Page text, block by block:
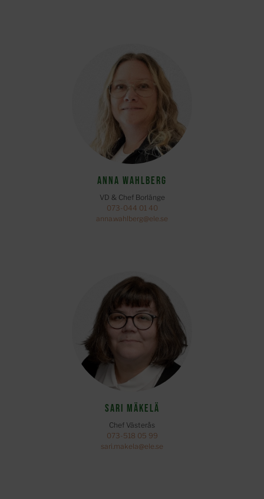
Anna Wahlberg
VD & Chef Borlänge
073-044 01 40
anna.wahlberg@ele.se
Sari Mäkelä
Chef Västerås
073-518 05 99
sari.makela@ele.se